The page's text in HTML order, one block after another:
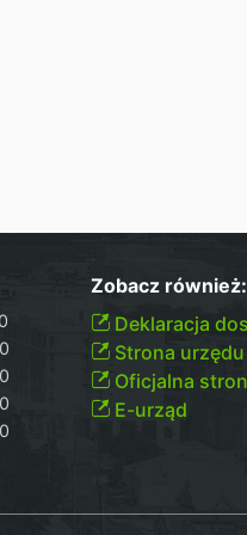
Zobacz również:
Deklaracja
Strona urzędu
Oficjalna
E-urząd